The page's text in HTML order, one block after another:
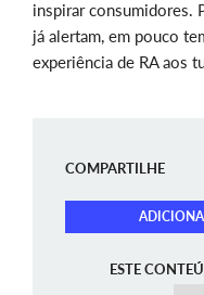
inspirar consumidores.
já alertam, em pouco
experiência de RA aos
COMPARTILHE
ESTE